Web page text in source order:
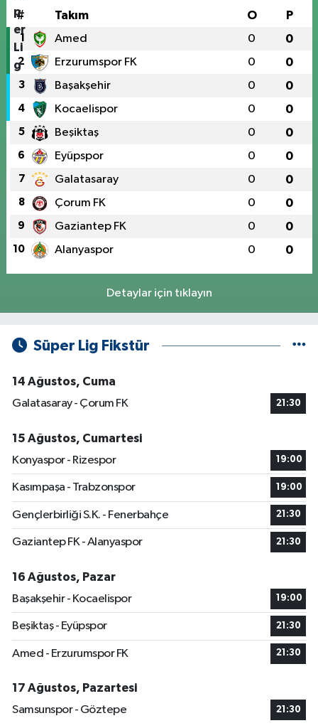
# Takım O P
1 Amed 0 0
2 Erzurumspor FK 0 0
3 Başakşehir 0 0
4 Kocaelispor 0 0
5 Beşiktaş 0 0
6 Eyüpspor 0 0
7 Galatasaray 0 0
8 Çorum FK 0 0
9 Gaziantep FK 0 0
10 Alanyaspor 0 0
Detaylar için tıklayın
Süper Lig Fikstür
14 Ağustos, Cuma
Galatasaray - Çorum FK
21:30
15 Ağustos, Cumartesi
Konyaspor - Rizespor
19:00
Kasımpaşa - Trabzonspor 19:00
Gençlerbirliği S.K. - Fenerbahçe 21:30
Gaziantep FK - Alanyaspor 21:30
16 Ağustos, Pazar
Başakşehir - Kocaelispor
19:00
Beşiktaş - Eyüpspor 21:30
Amed - Erzurumspor FK 21:30
17 Ağustos, Pazartesi
Samsunspor - Göztepe
21:30